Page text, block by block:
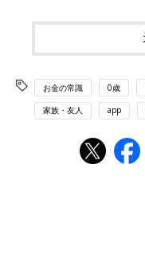
お金の常識 0歳
家族・友人 app